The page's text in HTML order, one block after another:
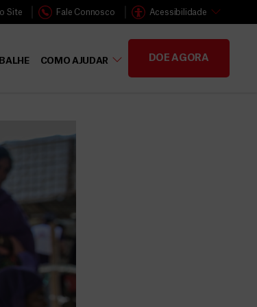
Site Fale Connosco Acessibilidade
COMO AJUDAR DOE AGORA